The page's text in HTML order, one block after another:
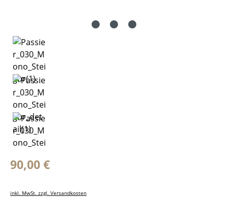
Regulärer Preis:
90,00 €
inkl. MwSt. zzgl. Versandkosten